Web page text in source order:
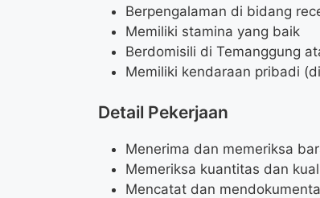
Berpengalaman di bidang
Memiliki stamina yang baik
Berdomisili di Temanggung
Memiliki kendaraan pribadi
Detail Pekerjaan
Menerima dan memeriksa
Memeriksa kuantitas dan
Mencatat dan